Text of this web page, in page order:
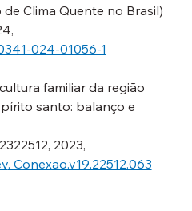
Clima Quente no Brasil)
024-01056-1
familiar da região
santo: balanço e
2023,
. Conexao.v19.22512.063